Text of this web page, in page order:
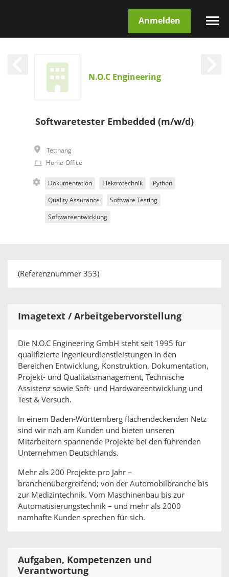
Anmelden
N.O.C Engineering
Softwaretester Embedded (m/w/d)
Tettnang
Home-Office
Dokumentation Elektrotechnik Python
Quality Assurance Software Testing
Softwareentwicklung
(Referenznummer 353)
Imagetext / Arbeitgebervorstellung
Die N.O.C Engineering GmbH steht seit 1995 für
qualifizierte Ingenieurdienstleistungen in den
Bereichen Entwicklung, Konstruktion, Dokumentation,
Projekt- und Qualitätsmanagement, Technische
Assistenz sowie Soft- und Hardwareentwicklung und
Test & Versuch.
In einem Baden-Württemberg flächendeckenden Netz
sind wir nah am Kunden und bieten unseren
Mitarbeitern spannende Projekte bei den führenden
Unternehmen Deutschlands.
Mehr als 200 Projekte pro Jahr –
branchenübergreifend; von der Automobilbranche bis
zur Medizintechnik. Vom Maschinenbau bis zur
Automatisierungstechnik – und mehr als 2000
namhafte Kunden sprechen für sich.
Aufgaben, Kompetenzen und
Verantwortung